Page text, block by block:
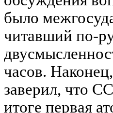
было
читавший по-
часов.
заверил, что
итоге первая